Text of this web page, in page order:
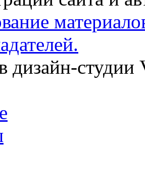
дизайн-студии